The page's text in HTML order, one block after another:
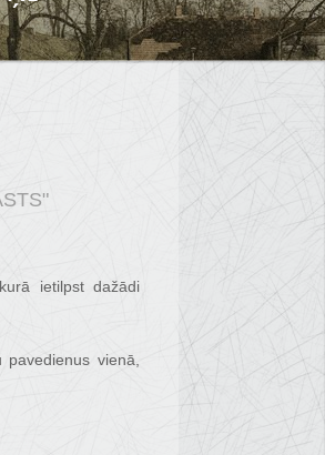
ietilpst dažādi
vienā,